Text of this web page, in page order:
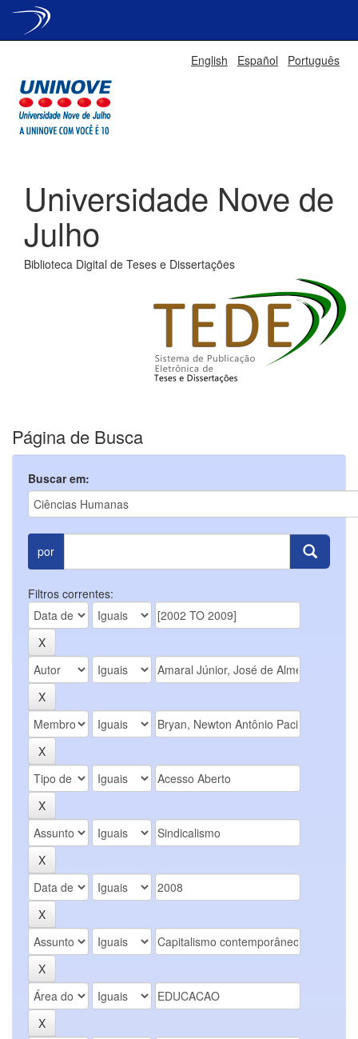
English Español Português
Universidade Nove de
Julho
Biblioteca Digital de Teses e Dissertações
Página de Busca
Buscar em:
por
Filtros correntes: